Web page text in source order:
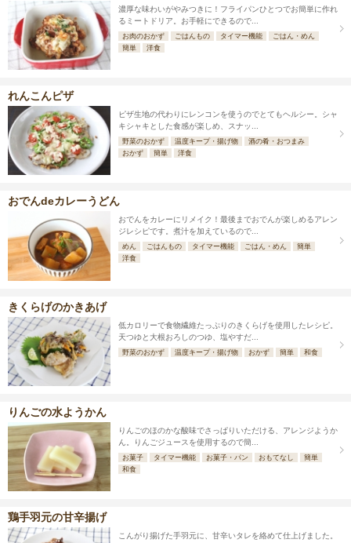
濃厚な味わいがやみつきに！フライパンひとつでお簡単に作れ
るミートドリア。お手軽にできるので...
お肉のおかず ごはんもの タイマー機能
ごはん・めん
簡単
洋食
れんこんピザ
ピザ生地の代わりにレンコンを使うのでとてもヘルシー。シャ
キシャキとした食感が楽しめ、スナッ...
野菜のおかず 温度キープ・揚げ物
酒の肴・おつまみ
おかず
簡単 洋食
おでんdeカレーうどん
おでんをカレーにリメイク！最後までおでんが楽しめるアレン
ジレシピです。煮汁を加えているので...
めん ごはんもの タイマー機能 ごはん・めん
簡単
洋食
きくらげのかきあげ
低カロリーで食物繊維たっぷりのきくらげを使用したレシピ。
天つゆと大根おろしのつゆ、塩やすだ...
野菜のおかず 温度キープ・揚げ物 おかず 簡単 和食
りんごの水ようかん
りんごのほのかな酸味でさっぱりいただける、アレンジようか
ん。りんごジュースを使用するので簡...
お菓子 タイマー機能 お菓子・パン おもてなし
簡単
和食
鶏手羽元の甘辛揚げ
こんがり揚げた手羽元に、甘辛いタレを絡めて仕上げました。